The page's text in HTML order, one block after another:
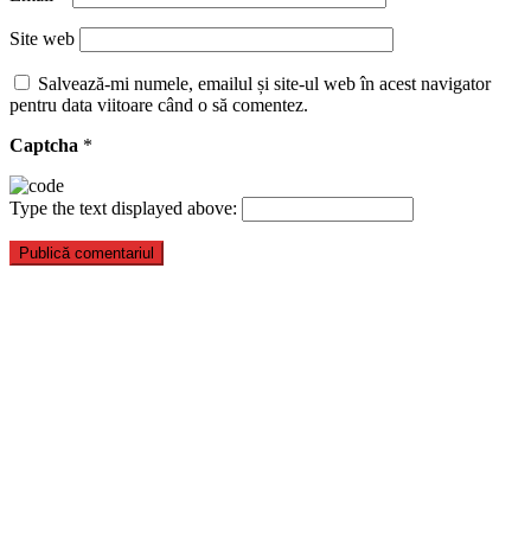
Site web
Salvează-mi numele, emailul și site-ul web în acest navigator
pentru data viitoare când o să comentez.
Captcha *
Type the text displayed above: